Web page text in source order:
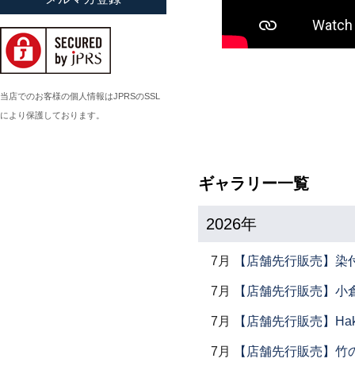
ギャラリー一覧
2026年
7月 【店舗先行販売】染
7月 【店舗先行販売】
7月 【店舗先行販売】
7月 【店舗先行販売】竹
小倉広太郎
岡田直人
岡野達也
岡本修
小川佳子
当店でのお客様の個人情報はJPRSのSSL
により保護しております。